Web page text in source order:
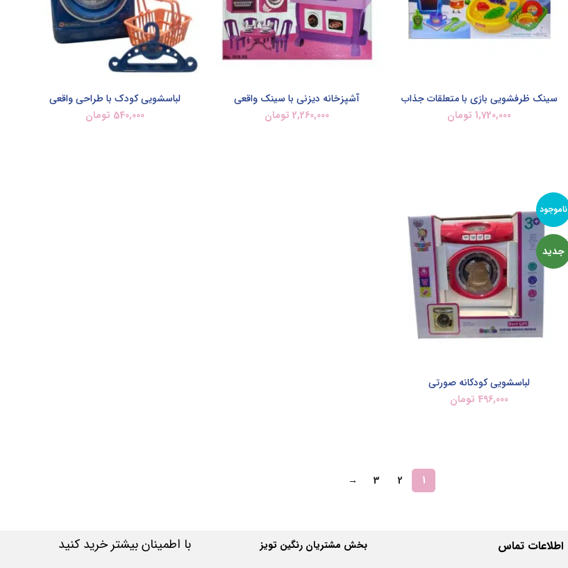
سینک ظرفشویی بازی با متعلقات جذاب
1,720,000 تومان
آشپزخانه دیزنی با سینک واقعی
2,260,000 تومان
لباسشویی کودک با طراحی واقعی
540,000 تومان
ناموجود
جدید
لباسشویی کودکانه صورتی
496,000 تومان
1
2
3
→
اطلاعات تماس
بخش مشتریان رنگین تویز
با اطمینان بیشتر خرید کنید